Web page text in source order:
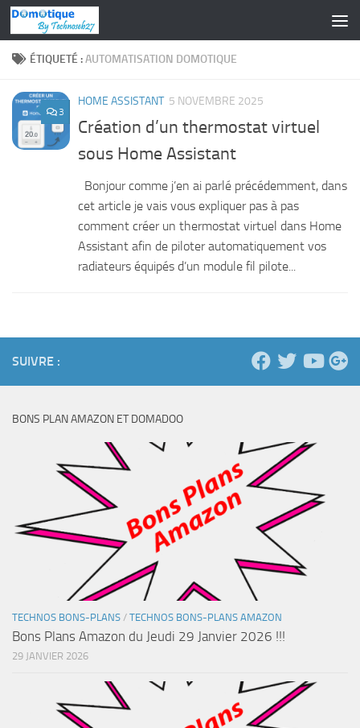
Skip to content
ÉTIQUETÉ :AUTOMATISATION DOMOTIQUE
3
HOME ASSISTANT 5 NOVEMBRE 2025
Création d’un thermostat virtuel
sous Home Assistant
Bonjour comme j’en ai parlé précédemment, dans
cet article je vais vous expliquer pas à pas
comment créer un thermostat virtuel dans Home
Assistant afin de piloter automatiquement vos
radiateurs équipés d’un module fil pilote...
SUIVRE :
BONS PLAN AMAZON ET DOMADOO
TECHNOS BONS-PLANS / TECHNOS BONS-PLANS AMAZON
Bons Plans Amazon du Jeudi 29 Janvier 2026 !!!
29 JANVIER 2026